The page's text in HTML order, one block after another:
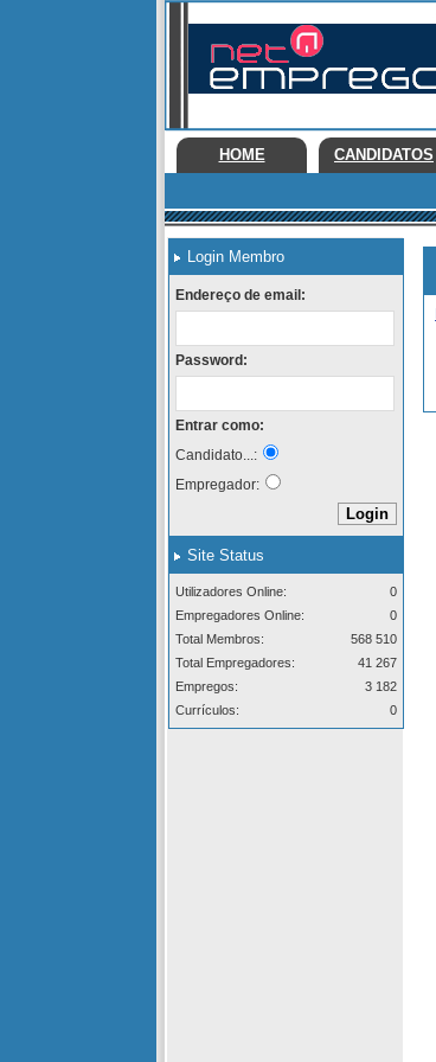
HOME CANDIDATOS
Login Membro
Endereço de email:
Password:
Entrar como:
Candidato...:
Empregador:
Site Status
Utilizadores Online:
0
Empregadores Online:
0
Total Membros:
568 510
Total Empregadores:
41 267
Empregos:
3 182
Currículos:
0